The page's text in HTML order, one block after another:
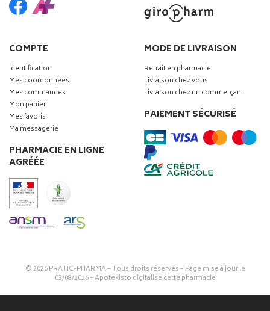
COMPTE
Identification
Mes coordonnées
Mes commandes
Mon panier
Mes favoris
Ma messagerie
PHARMACIE EN LIGNE
AGRÉÉE
MODE DE LIVRAISON
Retrait en pharmacie
Livraison chez vous
Livraison chez un commerçant
PAIEMENT SÉCURISÉ
© 2026PRATIC-PHARMA– Tous droits réservés – Page mise à jour le
03/08/2026 –Apotekisto digitalise cette pharmacie